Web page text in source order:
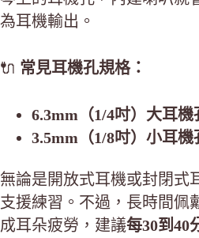
為耳機輸出。
🔌 常見耳機孔規格：
6.3mm（1/4吋）大耳機
3.5mm（1/8吋）小耳機
無論是開放式耳機或封閉式
支援練習。不過，長時間佩
成耳朵疲勞，建議每30到40